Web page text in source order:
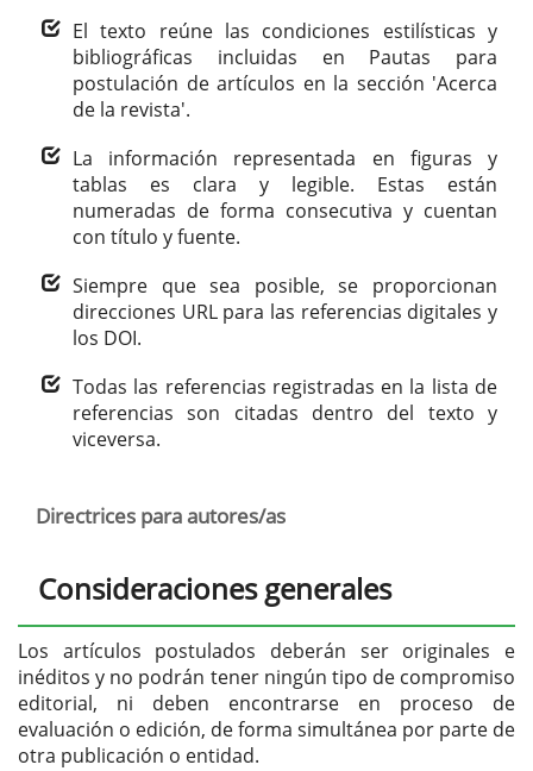
El texto reúne las condiciones estilísticas y
bibliográficas incluidas en Pautas para
postulación de artículos en la sección 'Acerca
de la revista'.
La información representada en figuras y
tablas es clara y legible. Estas están
numeradas de forma consecutiva y cuentan
con título y fuente.
Siempre que sea posible, se proporcionan
direcciones URL para las referencias digitales y
los DOI.
Todas las referencias registradas en la lista de
referencias son citadas dentro del texto y
viceversa.
Directrices para autores/as
Consideraciones generales
Los artículos postulados deberán ser originales e
inéditos y no podrán tener ningún tipo de compromiso
editorial, ni deben encontrarse en proceso de
evaluación o edición, de forma simultánea por parte de
otra publicación o entidad.